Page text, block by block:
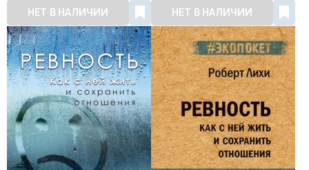
НЕТ В НАЛИЧИИ НЕТ В НАЛИЧИИ